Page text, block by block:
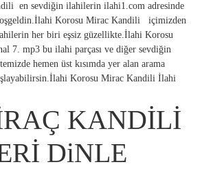
en sevdiğin ilahilerin ilahi1.com adresinde
Korosu Mirac Kandili içimizden
her biri eşsiz güzellikte.İlahi Korosu
7. mp3 bu ilahi parçası ve diğer sevdiğin
hemen üst kısımda yer alan arama
Korosu Mirac Kandili İlahi
KANDİLİ
DiNLE